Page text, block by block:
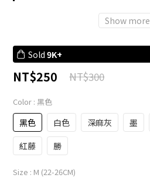
Show more
Sold 9K+
NT$250 NT$300
Color : 黑色
黑色 白色 深麻灰 墨
紅藤
勝
Size : M (22-26CM)